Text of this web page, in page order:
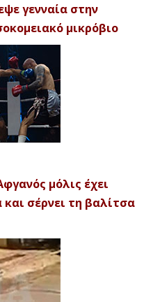
γενναία στην
μικρόβιο
μόλις έχει
σέρνει τη βαλίτσα